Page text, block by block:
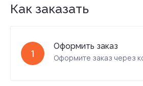
Как заказать
1
Оформить заказ
Оформите заказ через